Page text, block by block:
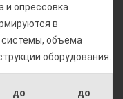
и опрессовка
в
системы, объема
оборудования.
до
до